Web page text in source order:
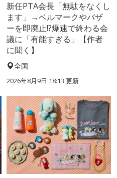
新任PTA会長「無駄をなくし
ます」→ベルマークやバザ
ーを即廃止!?爆速で終わる会
議に「有能すぎる」【作者
に聞く】
全国
2026年8月9日 18:13 更新